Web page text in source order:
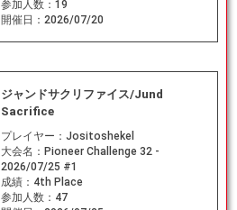
参加人数： 19
開催日： 2026/07/20
ジャンドサクリファイス/Jund
Sacrifice
プレイヤー： Jositoshekel
大会名： Pioneer Challenge 32 -
2026/07/25 #1
成績： 4th Place
参加人数： 47